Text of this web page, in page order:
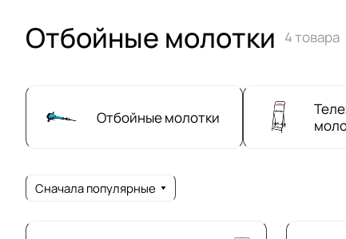
Отбойные молотки 4 товара
Отбойные молотки
Сначала популярные